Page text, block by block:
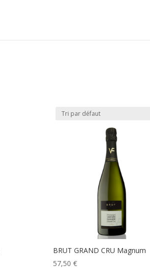
BRUT GRAND CRU Magnum
57,50 €